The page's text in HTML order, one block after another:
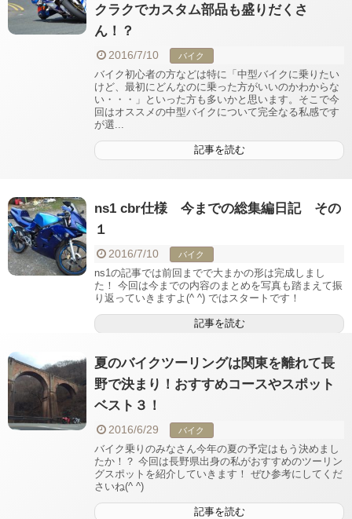
クラクでカスタム部品も盛りだくさ
ん！？
2016/7/10 バイク
バイク初心者の方などは特に「中型バイクに乗りたい
けど、最初にどんなのに乗った方がいいのかわからな
い・・・」といった方も多いかと思います。そこで今
回はオススメの中型バイクについて完全なる私感です
が選...
記事を読む
ns1 cbr仕様 今までの総集編日記 その
１
2016/7/10 バイク
ns1の記事では前回までで大まかの形は完成しまし
た！ 今回は今までの内容のまとめを写真も踏まえて振
り返っていきますよ(^ ^) ではスタートです！
記事を読む
夏のバイクツーリングは関東を離れて長
野で決まり！おすすめコースやスポット
ベスト３！
2016/6/29 バイク
バイク乗りのみなさん今年の夏の予定はもう決めまし
たか！？ 今回は長野県出身の私がおすすめのツーリン
グスポットを紹介していきます！ ぜひ参考にしてくだ
さいね(^ ^)
記事を読む